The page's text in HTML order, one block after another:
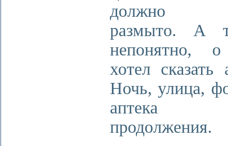
должно
размыто. А
непонятно,
хотел сказать
Ночь, улица,
аптека
продолжения.